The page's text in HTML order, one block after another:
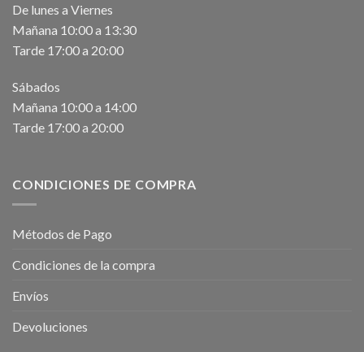
De lunes a Viernes
Mañana 10:00 a 13:30
Tarde 17:00 a 20:00
Sábados
Mañana 10:00 a 14:00
Tarde 17:00 a 20:00
CONDICIONES DE COMPRA
Métodos de Pago
Condiciones de la compra
Envíos
Devoluciones